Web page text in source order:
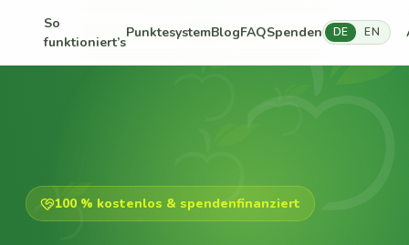
So
funktioniert’s
PunktesystemBlogFAQSpenden DE EN
100 % kostenlos & spendenfinanziert